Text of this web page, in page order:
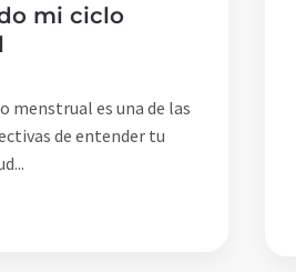
mi ciclo
menstrual es una de las
de entender tu